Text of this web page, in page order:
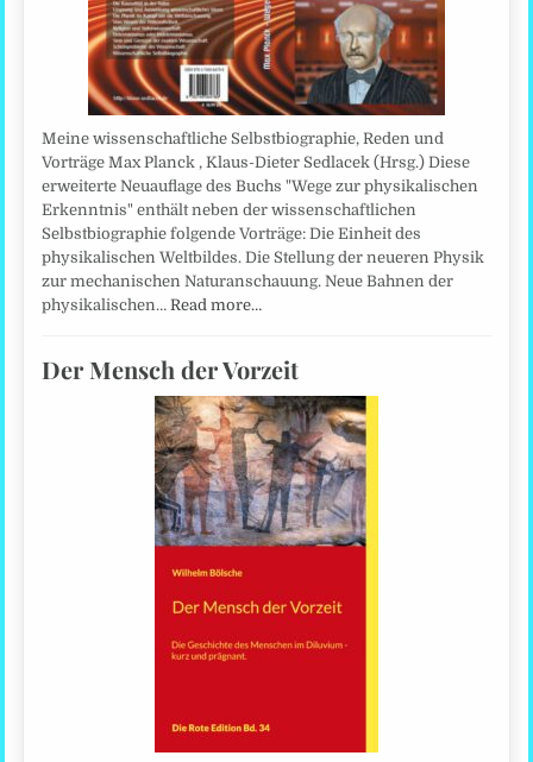
Meine wissenschaftliche Selbstbiographie, Reden und
Vorträge Max Planck , Klaus-Dieter Sedlacek (Hrsg.) Diese
erweiterte Neuauflage des Buchs "Wege zur physikalischen
Erkenntnis" enthält neben der wissenschaftlichen
Selbstbiographie folgende Vorträge: Die Einheit des
physikalischen Weltbildes. Die Stellung der neueren Physik
zur mechanischen Naturanschauung. Neue Bahnen der
physikalischen…Read more…
Der Mensch der Vorzeit